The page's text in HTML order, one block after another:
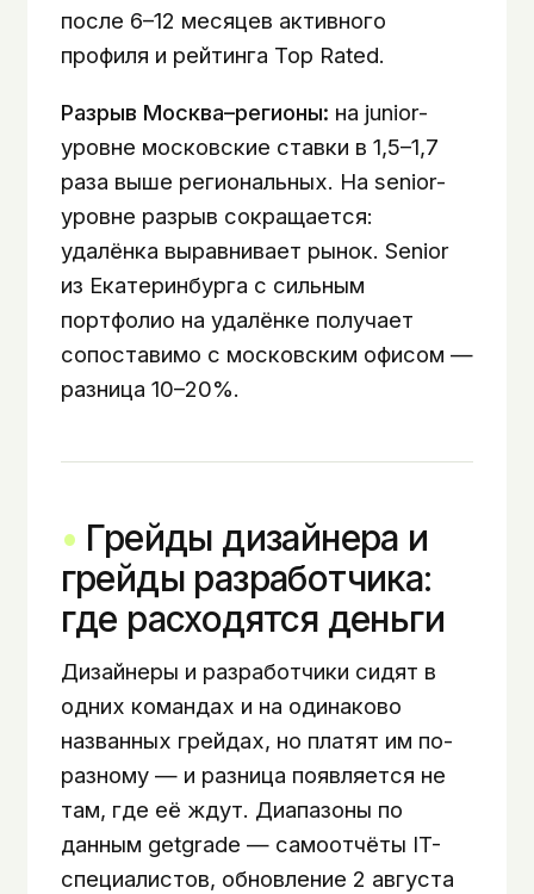
после 6–12 месяцев активного
профиля и рейтинга Top Rated.
Разрыв Москва–регионы: на junior-
уровне московские ставки в 1,5–1,7
раза выше региональных. На senior-
уровне разрыв сокращается:
удалёнка выравнивает рынок. Senior
из Екатеринбурга с сильным
портфолио на удалёнке получает
сопоставимо с московским офисом —
разница 10–20%.
Грейды дизайнера и
грейды разработчика:
где расходятся деньги
Дизайнеры и разработчики сидят в
одних командах и на одинаково
названных грейдах, но платят им по-
разному — и разница появляется не
там, где её ждут. Диапазоны по
данным getgrade — самоотчёты IT-
специалистов, обновление 2 августа